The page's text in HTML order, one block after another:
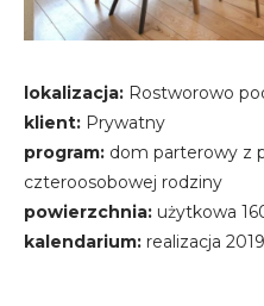
lokalizacja: Rostworowo
klient: Prywatny
program: dom parterowy z
czteroosobowej rodziny
powierzchnia: użytkowa
kalendarium: realizacja 2019